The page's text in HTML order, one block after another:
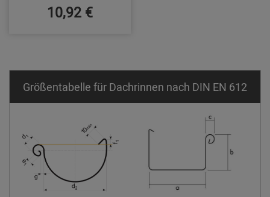
10,92 €
Größentabelle für Dachrinnen nach DIN EN 612